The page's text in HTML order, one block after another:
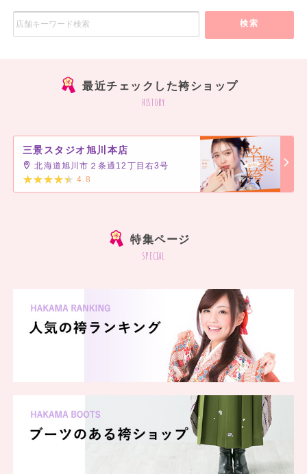
検索
最近チェックした袴ショップ
history
三景スタジオ旭川本店
北海道旭川市２条通12丁目右3号
4.8
特集ページ
special